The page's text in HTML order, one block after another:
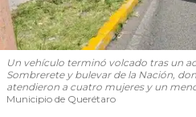
Un vehículo terminó volcado tras un
Sombrerete y bulevar de la Nación,
atendieron a cuatro mujeres y un
Municipio de Querétaro